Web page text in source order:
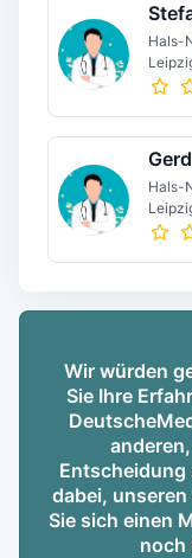
Hals-
Hals-
Wir würden
Sie Ihre
dabei,
Sie sich einen
noch